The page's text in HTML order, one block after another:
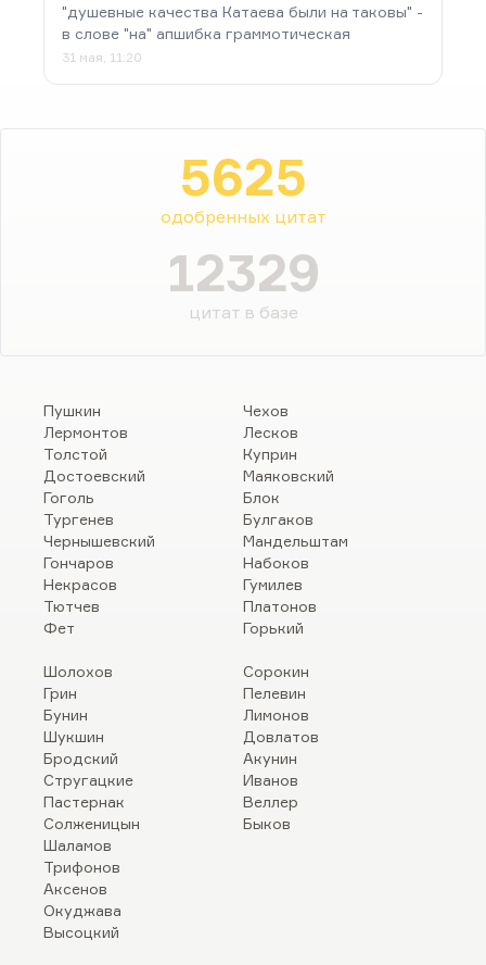
"душевные качества Катаева были на таковы" -
в слове "на" апшибка граммотическая
31 мая, 11:20
5625
одобренных цитат
12329
цитат в базе
Пушкин
Лермонтов
Толстой
Достоевский
Гоголь
Тургенев
Чернышевский
Гончаров
Некрасов
Тютчев
Фет
Чехов
Лесков
Куприн
Маяковский
Блок
Булгаков
Мандельштам
Набоков
Гумилев
Платонов
Горький
Шолохов
Грин
Бунин
Шукшин
Бродский
Стругацкие
Пастернак
Солженицын
Шаламов
Трифонов
Аксенов
Окуджава
Высоцкий
Сорокин
Пелевин
Лимонов
Довлатов
Акунин
Иванов
Веллер
Быков